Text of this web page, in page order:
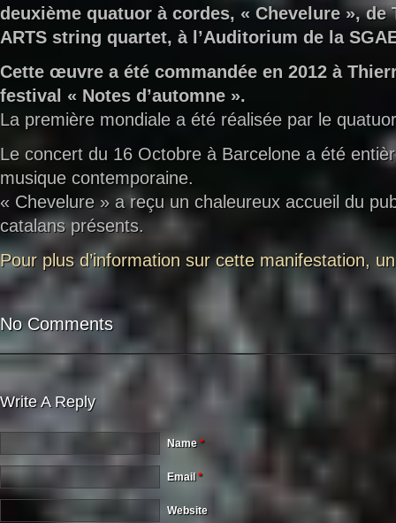
deuxième quatuor à cordes, « Chevelure », de
ARTS string quartet, à l’Auditorium de la
Cette œuvre a été commandée en 2012 à
festival « Notes d’automne ».
La première mondiale a été réalisée par le
Le concert du 16 Octobre à Barcelone a été
musique contemporaine.
« Chevelure » a reçu un chaleureux accueil du
catalans présents.
Pour plus d’information sur cette manifestation,
No Comments
Write A Reply
Name *
Email*
Website